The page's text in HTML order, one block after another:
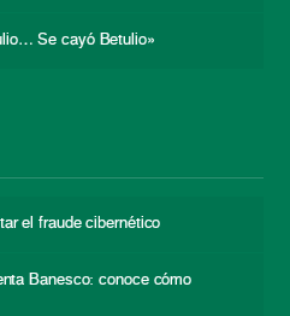
Se cayó Betulio»
el fraude cibernético
Banesco: conoce cómo